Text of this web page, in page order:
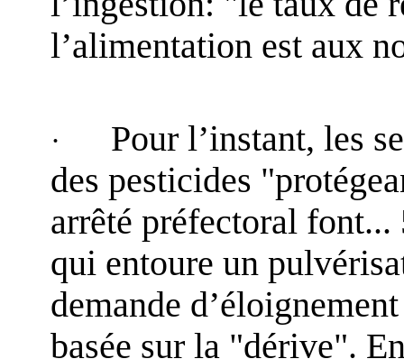
l’alimentation est aux
·
Pour l’instant, les
des pesticides
arrêté préfectoral
qui entoure un
demande
basée sur la "dérive".